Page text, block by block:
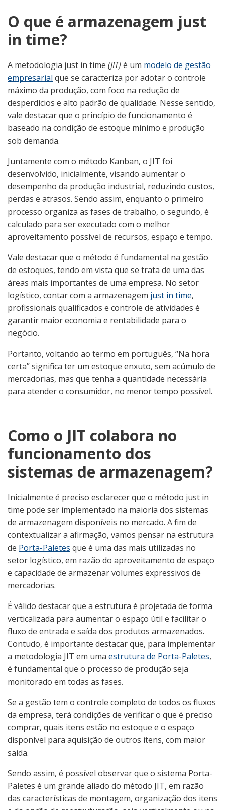
O que é armazenagem just
in time?
A metodologia just in time (JIT) é um modelo de gestão
empresarial que se caracteriza por adotar o controle
máximo da produção, com foco na redução de
desperdícios e alto padrão de qualidade. Nesse sentido,
vale destacar que o princípio de funcionamento é
baseado na condição de estoque mínimo e produção
sob demanda.
Juntamente com o método Kanban, o JIT foi
desenvolvido, inicialmente, visando aumentar o
desempenho da produção industrial, reduzindo custos,
perdas e atrasos. Sendo assim, enquanto o primeiro
processo organiza as fases de trabalho, o segundo, é
calculado para ser executado com o melhor
aproveitamento possível de recursos, espaço e tempo.
Vale destacar que o método é fundamental na gestão
de estoques, tendo em vista que se trata de uma das
áreas mais importantes de uma empresa. No setor
logístico, contar com a armazenagem just in time,
profissionais qualificados e controle de atividades é
garantir maior economia e rentabilidade para o
negócio.
Portanto, voltando ao termo em português, “Na hora
certa” significa ter um estoque enxuto, sem acúmulo de
mercadorias, mas que tenha a quantidade necessária
para atender o consumidor, no menor tempo possível.
Como o JIT colabora no
funcionamento dos
sistemas de armazenagem?
Inicialmente é preciso esclarecer que o método just in
time pode ser implementado na maioria dos sistemas
de armazenagem disponíveis no mercado. A fim de
contextualizar a afirmação, vamos pensar na estrutura
de Porta-Paletes que é uma das mais utilizadas no
setor logístico, em razão do aproveitamento de espaço
e capacidade de armazenar volumes expressivos de
mercadorias.
É válido destacar que a estrutura é projetada de forma
verticalizada para aumentar o espaço útil e facilitar o
fluxo de entrada e saída dos produtos armazenados.
Contudo, é importante destacar que, para implementar
a metodologia JIT em uma estrutura de Porta-Paletes,
é fundamental que o processo de produção seja
monitorado em todas as fases.
Se a gestão tem o controle completo de todos os fluxos
da empresa, terá condições de verificar o que é preciso
comprar, quais itens estão no estoque e o espaço
disponível para aquisição de outros itens, com maior
saída.
Sendo assim, é possível observar que o sistema Porta-
Paletes é um grande aliado do método JIT, em razão
das características de montagem, organização dos itens